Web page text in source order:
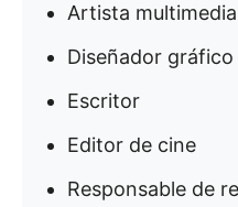
Artista multimedia
Diseñador gráfico
Escritor
Editor de cine
Responsable de